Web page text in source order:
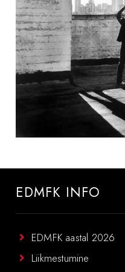
EDMFK INFO
EDMFK aastal 2026
Liikmestumine